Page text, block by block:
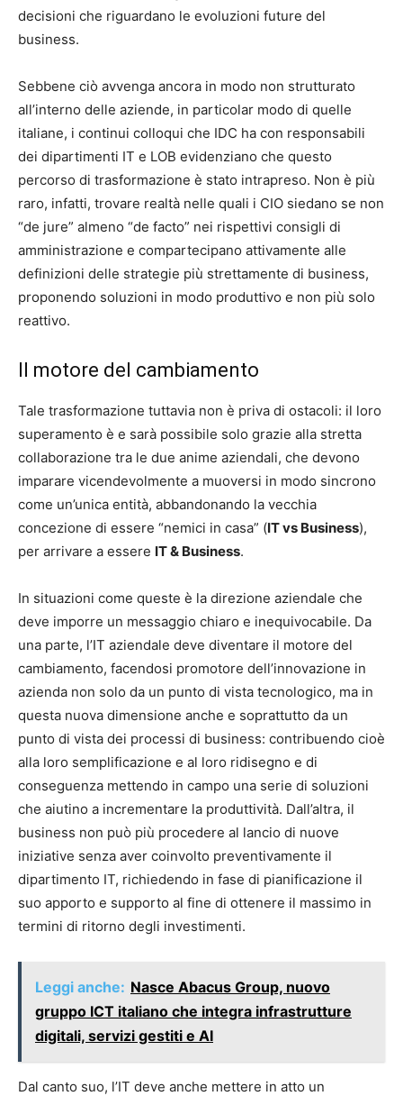
decisioni che riguardano le evoluzioni future del
business.
Sebbene ciò avvenga ancora in modo non strutturato
all’interno delle aziende, in particolar modo di quelle
italiane, i continui colloqui che IDC ha con responsabili
dei dipartimenti IT e LOB evidenziano che questo
percorso di trasformazione è stato intrapreso. Non è più
raro, infatti, trovare realtà nelle quali i CIO siedano se non
“de jure” almeno “de facto” nei rispettivi consigli di
amministrazione e compartecipano attivamente alle
definizioni delle strategie più strettamente di business,
proponendo soluzioni in modo produttivo e non più solo
reattivo.
Il motore del cambiamento
Tale trasformazione tuttavia non è priva di ostacoli: il loro
superamento è e sarà possibile solo grazie alla stretta
collaborazione tra le due anime aziendali, che devono
imparare vicendevolmente a muoversi in modo sincrono
come un’unica entità, abbandonando la vecchia
concezione di essere “nemici in casa” (IT vs Business),
per arrivare a essere IT & Business.
In situazioni come queste è la direzione aziendale che
deve imporre un messaggio chiaro e inequivocabile. Da
una parte, l’IT aziendale deve diventare il motore del
cambiamento, facendosi promotore dell’innovazione in
azienda non solo da un punto di vista tecnologico, ma in
questa nuova dimensione anche e soprattutto da un
punto di vista dei processi di business: contribuendo cioè
alla loro semplificazione e al loro ridisegno e di
conseguenza mettendo in campo una serie di soluzioni
che aiutino a incrementare la produttività. Dall’altra, il
business non può più procedere al lancio di nuove
iniziative senza aver coinvolto preventivamente il
dipartimento IT, richiedendo in fase di pianificazione il
suo apporto e supporto al fine di ottenere il massimo in
termini di ritorno degli investimenti.
Leggi anche: Nasce Abacus Group, nuovo
gruppo ICT italiano che integra infrastrutture
digitali, servizi gestiti e AI
Dal canto suo, l’IT deve anche mettere in atto un